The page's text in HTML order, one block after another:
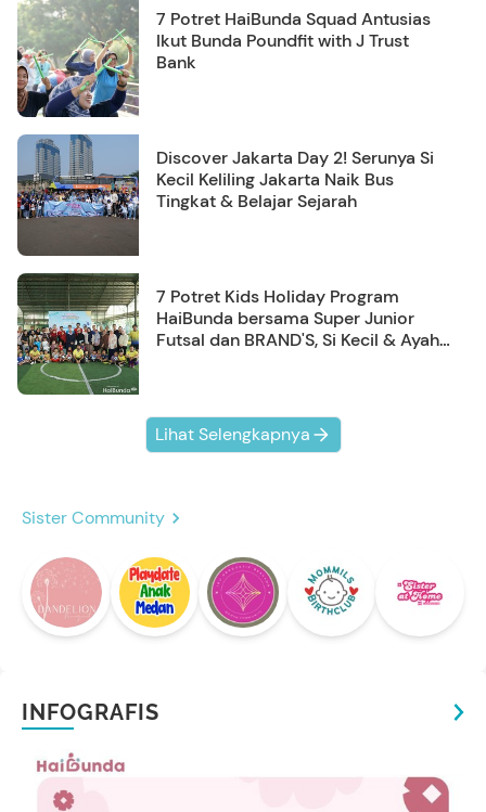
7 Potret HaiBunda Squad Antusias
Ikut Bunda Poundfit with J Trust
Bank
Discover Jakarta Day 2! Serunya Si
Kecil Keliling Jakarta Naik Bus
Tingkat & Belajar Sejarah
7 Potret Kids Holiday Program
HaiBunda bersama Super Junior
Futsal dan BRAND'S, Si Kecil & Ayah
Lihat Selengkapnya
Sister Community
INFOGRAFIS